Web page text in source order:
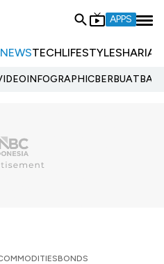
APPS
NEWSTECHLIFESTYLESHARIA
INFOGRAPHIC
BONDS